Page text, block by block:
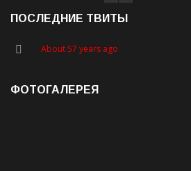
ПОСЛЕДНИЕ ТВИТЫ
About 57 years ago
ФОТОГАЛЕРЕЯ